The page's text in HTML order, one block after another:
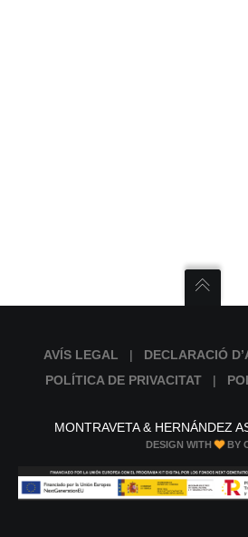
AVÍS LEGAL | DECLARACIÓ
POLÍTICA DE PRIVACITAT|
MONTRAVETA & HERNÁNDEZ
DESIGN WITH BY